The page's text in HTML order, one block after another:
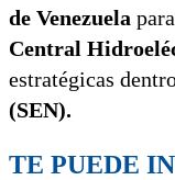
de Venezuela
Central
estratégicas
(SEN).
TE PUEDE